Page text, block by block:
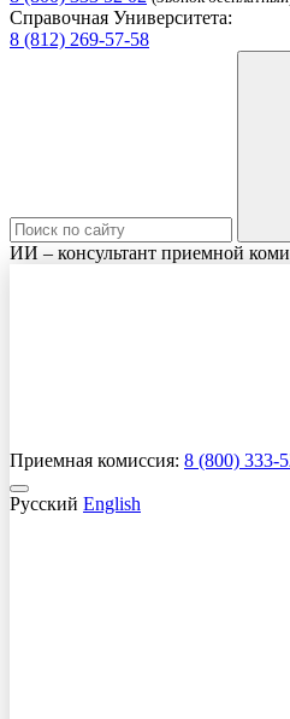
Справочная Университета:
8 (812) 269-57-58
ИИ – консультант приемной
Приемная комиссия: 8 (800) 333-
Русский English